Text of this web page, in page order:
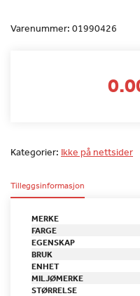
Varenummer: 01990426
Kategorier: Ikke på nettsider
Tilleggsinformasjon
MERKE
FARGE
EGENSKAP
BRUK
ENHET
MILJØMERKE
STØRRELSE